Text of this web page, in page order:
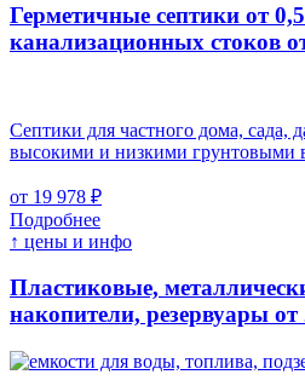
Герметичные септики от
канализационных стоков
Септики для частного дома, сада,
высокими и низкими грунтовыми
от 19 978 ₽
Подробнее
↑ цены и инфо
Пластиковые,
накопители, резервуары от